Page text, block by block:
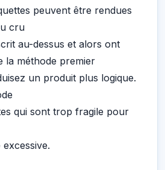
peuvent être rendues
cru
au-dessus et alors ont
la méthode premier
un produit plus logique.
qui sont trop fragile pour